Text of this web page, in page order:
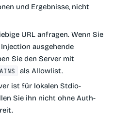
und Ergebnisse, nicht
URL anfragen. Wenn Sie
ausgehende
Sie den Server mit
als Allowlist.
ist für lokalen Stdio-
Sie ihn nicht ohne Auth-